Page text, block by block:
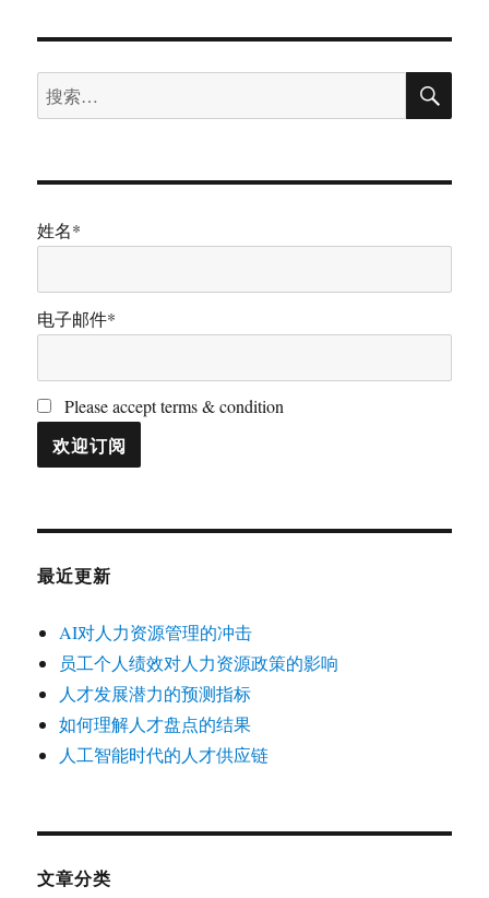
搜
索：
搜
姓名*
电子邮件*
Please accept terms & condition
最近更新
AI对人力资源管理的冲击
员工个人绩效对人力资源政策的影响
人才发展潜力的预测指标
如何理解人才盘点的结果
人工智能时代的人才供应链
文章分类